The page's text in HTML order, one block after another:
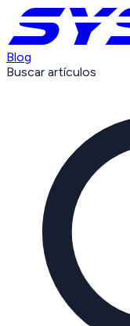
Blog
Buscar artículos